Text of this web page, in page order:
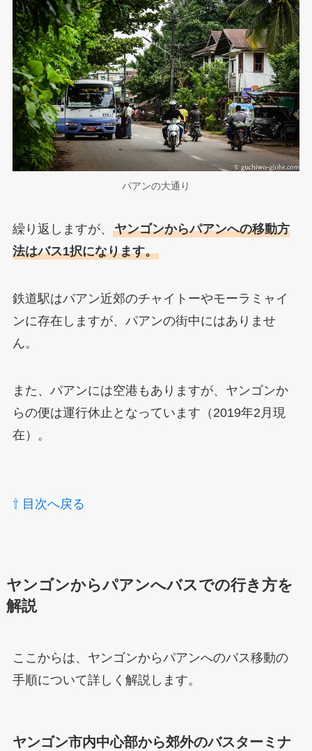
パアンの大通り
繰り返しますが、 ヤンゴンからパアンへの移動方
法はバス1択になります。
鉄道駅はパアン近郊のチャイトーやモーラミャイ
ンに存在しますが、パアンの街中にはありませ
ん。
また、パアンには空港もありますが、ヤンゴンか
らの便は運行休止となっています（2019年2月現
在）。
⇧ 目次へ戻る
ヤンゴンからパアンへバスでの行き方を
解説
ここからは、ヤンゴンからパアンへのバス移動の
手順について詳しく解説します。
ヤンゴン市内中心部から郊外のバスターミナ